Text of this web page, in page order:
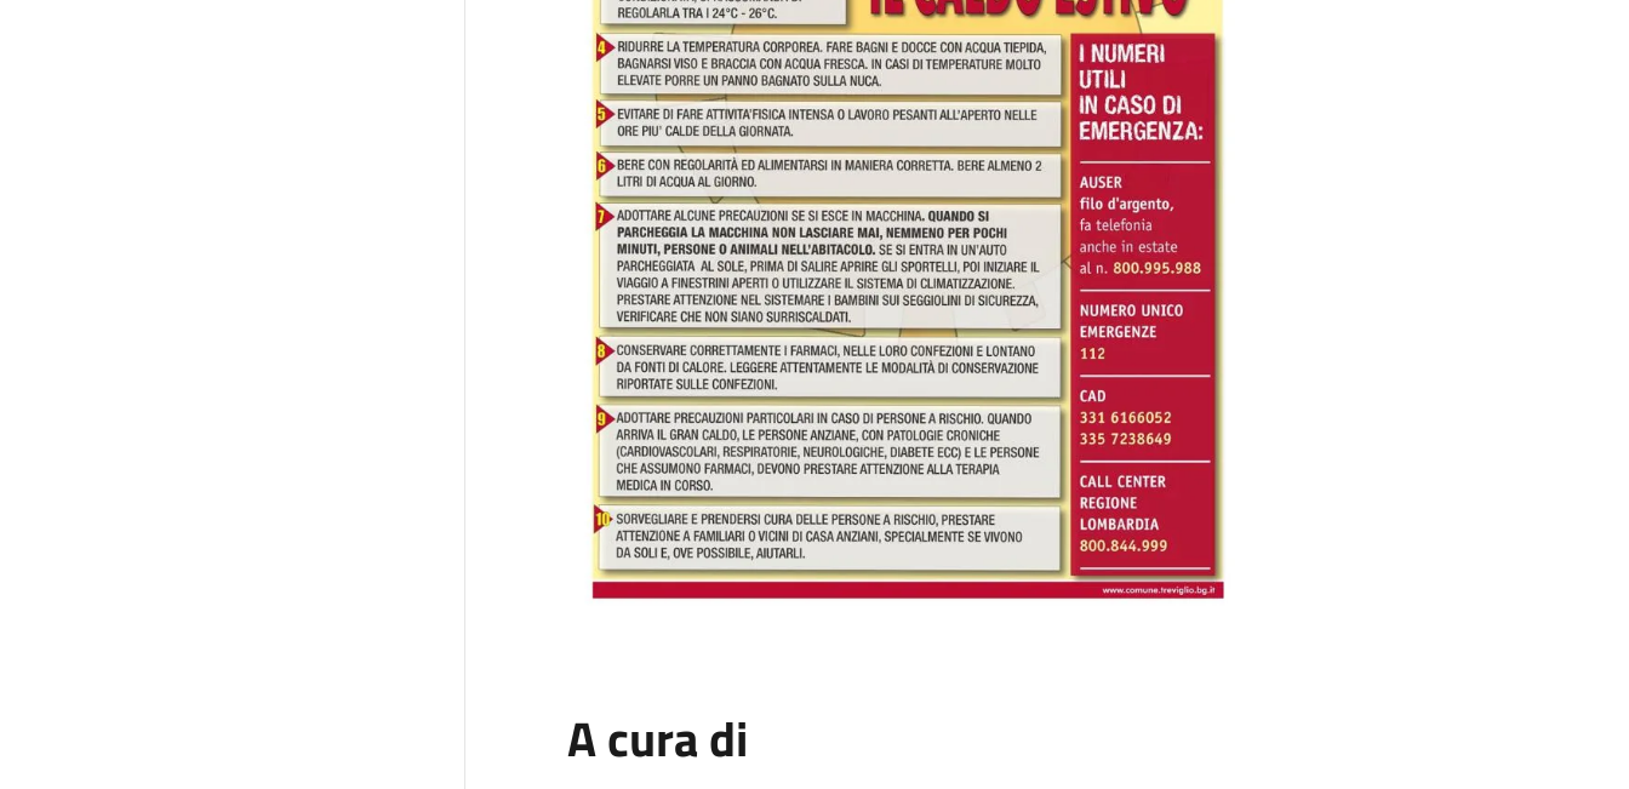
A cura di